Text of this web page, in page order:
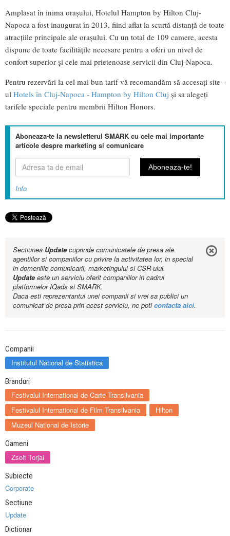
Amplasat în inima orașului, Hotelul Hampton by Hilton Cluj-
Napoca a fost inaugurat în 2013, fiind aflat la scurtă distanță de toate
atracțiile principale ale orașului. Cu un total de 109 camere, acesta
dispune de toate facilitățile necesare pentru a oferi un nivel de
confort superior și cele mai prietenoase servicii din Cluj-Napoca.
Pentru rezervări la cel mai bun tarif vă recomandăm să accesați site-
ul Hotels în Cluj-Napoca - Hampton by Hilton Cluj și sa alegeți
tarifele speciale pentru membrii Hilton Honors.
Aboneaza-te la newsletterul SMARK cu cele mai importante
articole despre marketing si comunicare
Info
Sectiunea Updatecuprinde comunicatele de presa ale
agentiilor si companiilor cu privire la activitatea lor, in special
in domeniile comunicarii, marketingului si CSR-ului.
Updateeste un serviciu oferit companiilor in cadrul
platformelor IQads si SMARK.
Daca esti reprezentantul unei companii si vrei sa publici un
comunicat de presa prin acest serviciu, ne poticontacta aici.
Companii
Institutul National de Statistica
Branduri
Festivalul International de Carte Transilvania
Festivalul International de Film Transilvania
Hilton
Muzeul National de Istorie
Oameni
Zsolt Torjai
Subiecte
Corporate
Sectiune
Update
Dictionar